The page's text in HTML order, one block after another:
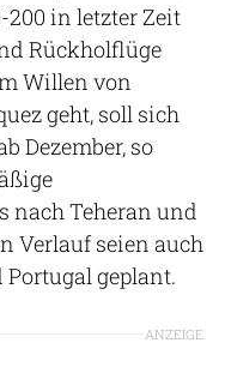
in letzter Zeit
Rückholflüge
Willen von
geht, soll sich
Dezember, so
nach Teheran und
Verlauf seien auch
geplant.
ANZEIGE